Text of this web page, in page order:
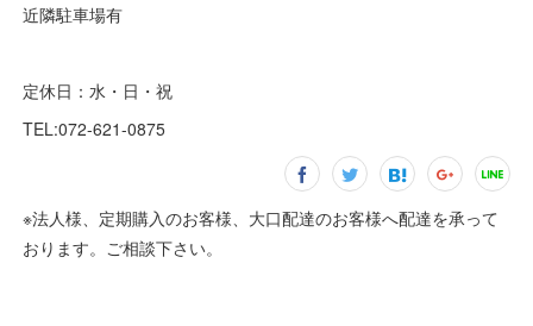
近隣駐車場有
定休日：水・日・祝
TEL:072-621-0875
※法人様、定期購入のお客様、大口配達のお客様へ配達を承って
おります。ご相談下さい。